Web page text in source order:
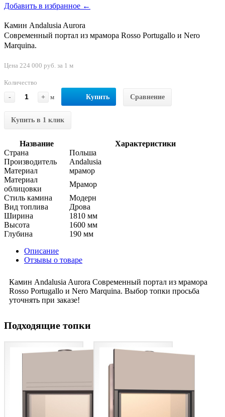
Добавить в избранное ←
Камин Andalusia Aurora
Современный портал из мрамора Rosso Portugallo и Nero
Marquina.
Цена 224 000 руб. за 1 м
Количество
-
+ м Купить Сравнение
Купить в 1 клик
Название
Характеристики
Страна
Польша
Производитель
Andalusia
Материал
мрамор
Материал
облицовки
Мрамор
Стиль камина
Модерн
Вид топлива
Дрова
Ширина
1810 мм
Высота
1600 мм
Глубина
190 мм
Описание
Отзывы о товаре
Камин Andalusia Aurora Современный портал из мрамора
Rosso Portugallo и Nero Marquina. Выбор топки просьба
уточнять при заказе!
Подходящие топки